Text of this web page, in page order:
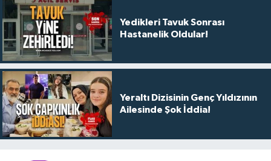
Yedikleri Tavuk Sonrası
Hastanelik Oldular!
Yeraltı Dizisinin Genç Yıldızının
Ailesinde Şok İddia!